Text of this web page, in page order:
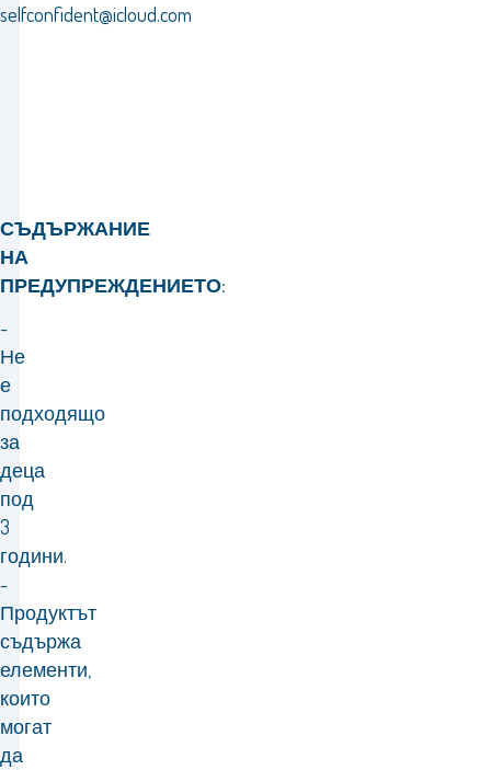
selfconfident@icloud.com
СЪДЪРЖАНИЕ
НА
ПРЕДУПРЕЖДЕНИЕТО:
-
Не
е
подходящо
за
деца
под
3
години.
-
Продуктът
съдържа
елементи,
които
могат
да